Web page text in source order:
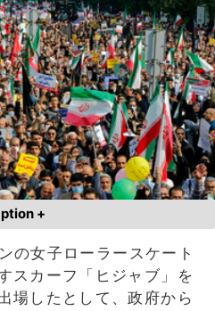
+
の女子ローラースケート
スカーフ「ヒジャブ」を
場したとして、政府から